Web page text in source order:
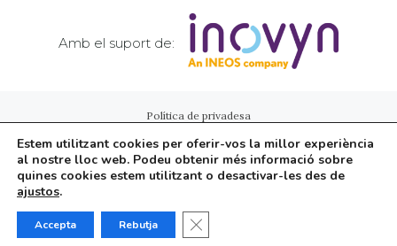
Amb el suport de:
Política de privadesa
© aTotArreu.cat | Webs i notícies d'entitats
Un altre projecte web d'
Estem utilitzant cookies per oferir-vos la millor experiència
al nostre lloc web. Podeu obtenir més informació sobre
quines cookies estem utilitzant o desactivar-les des de
ajustos.
Accepta Rebutja Tanca el bàner de galetes RGPD